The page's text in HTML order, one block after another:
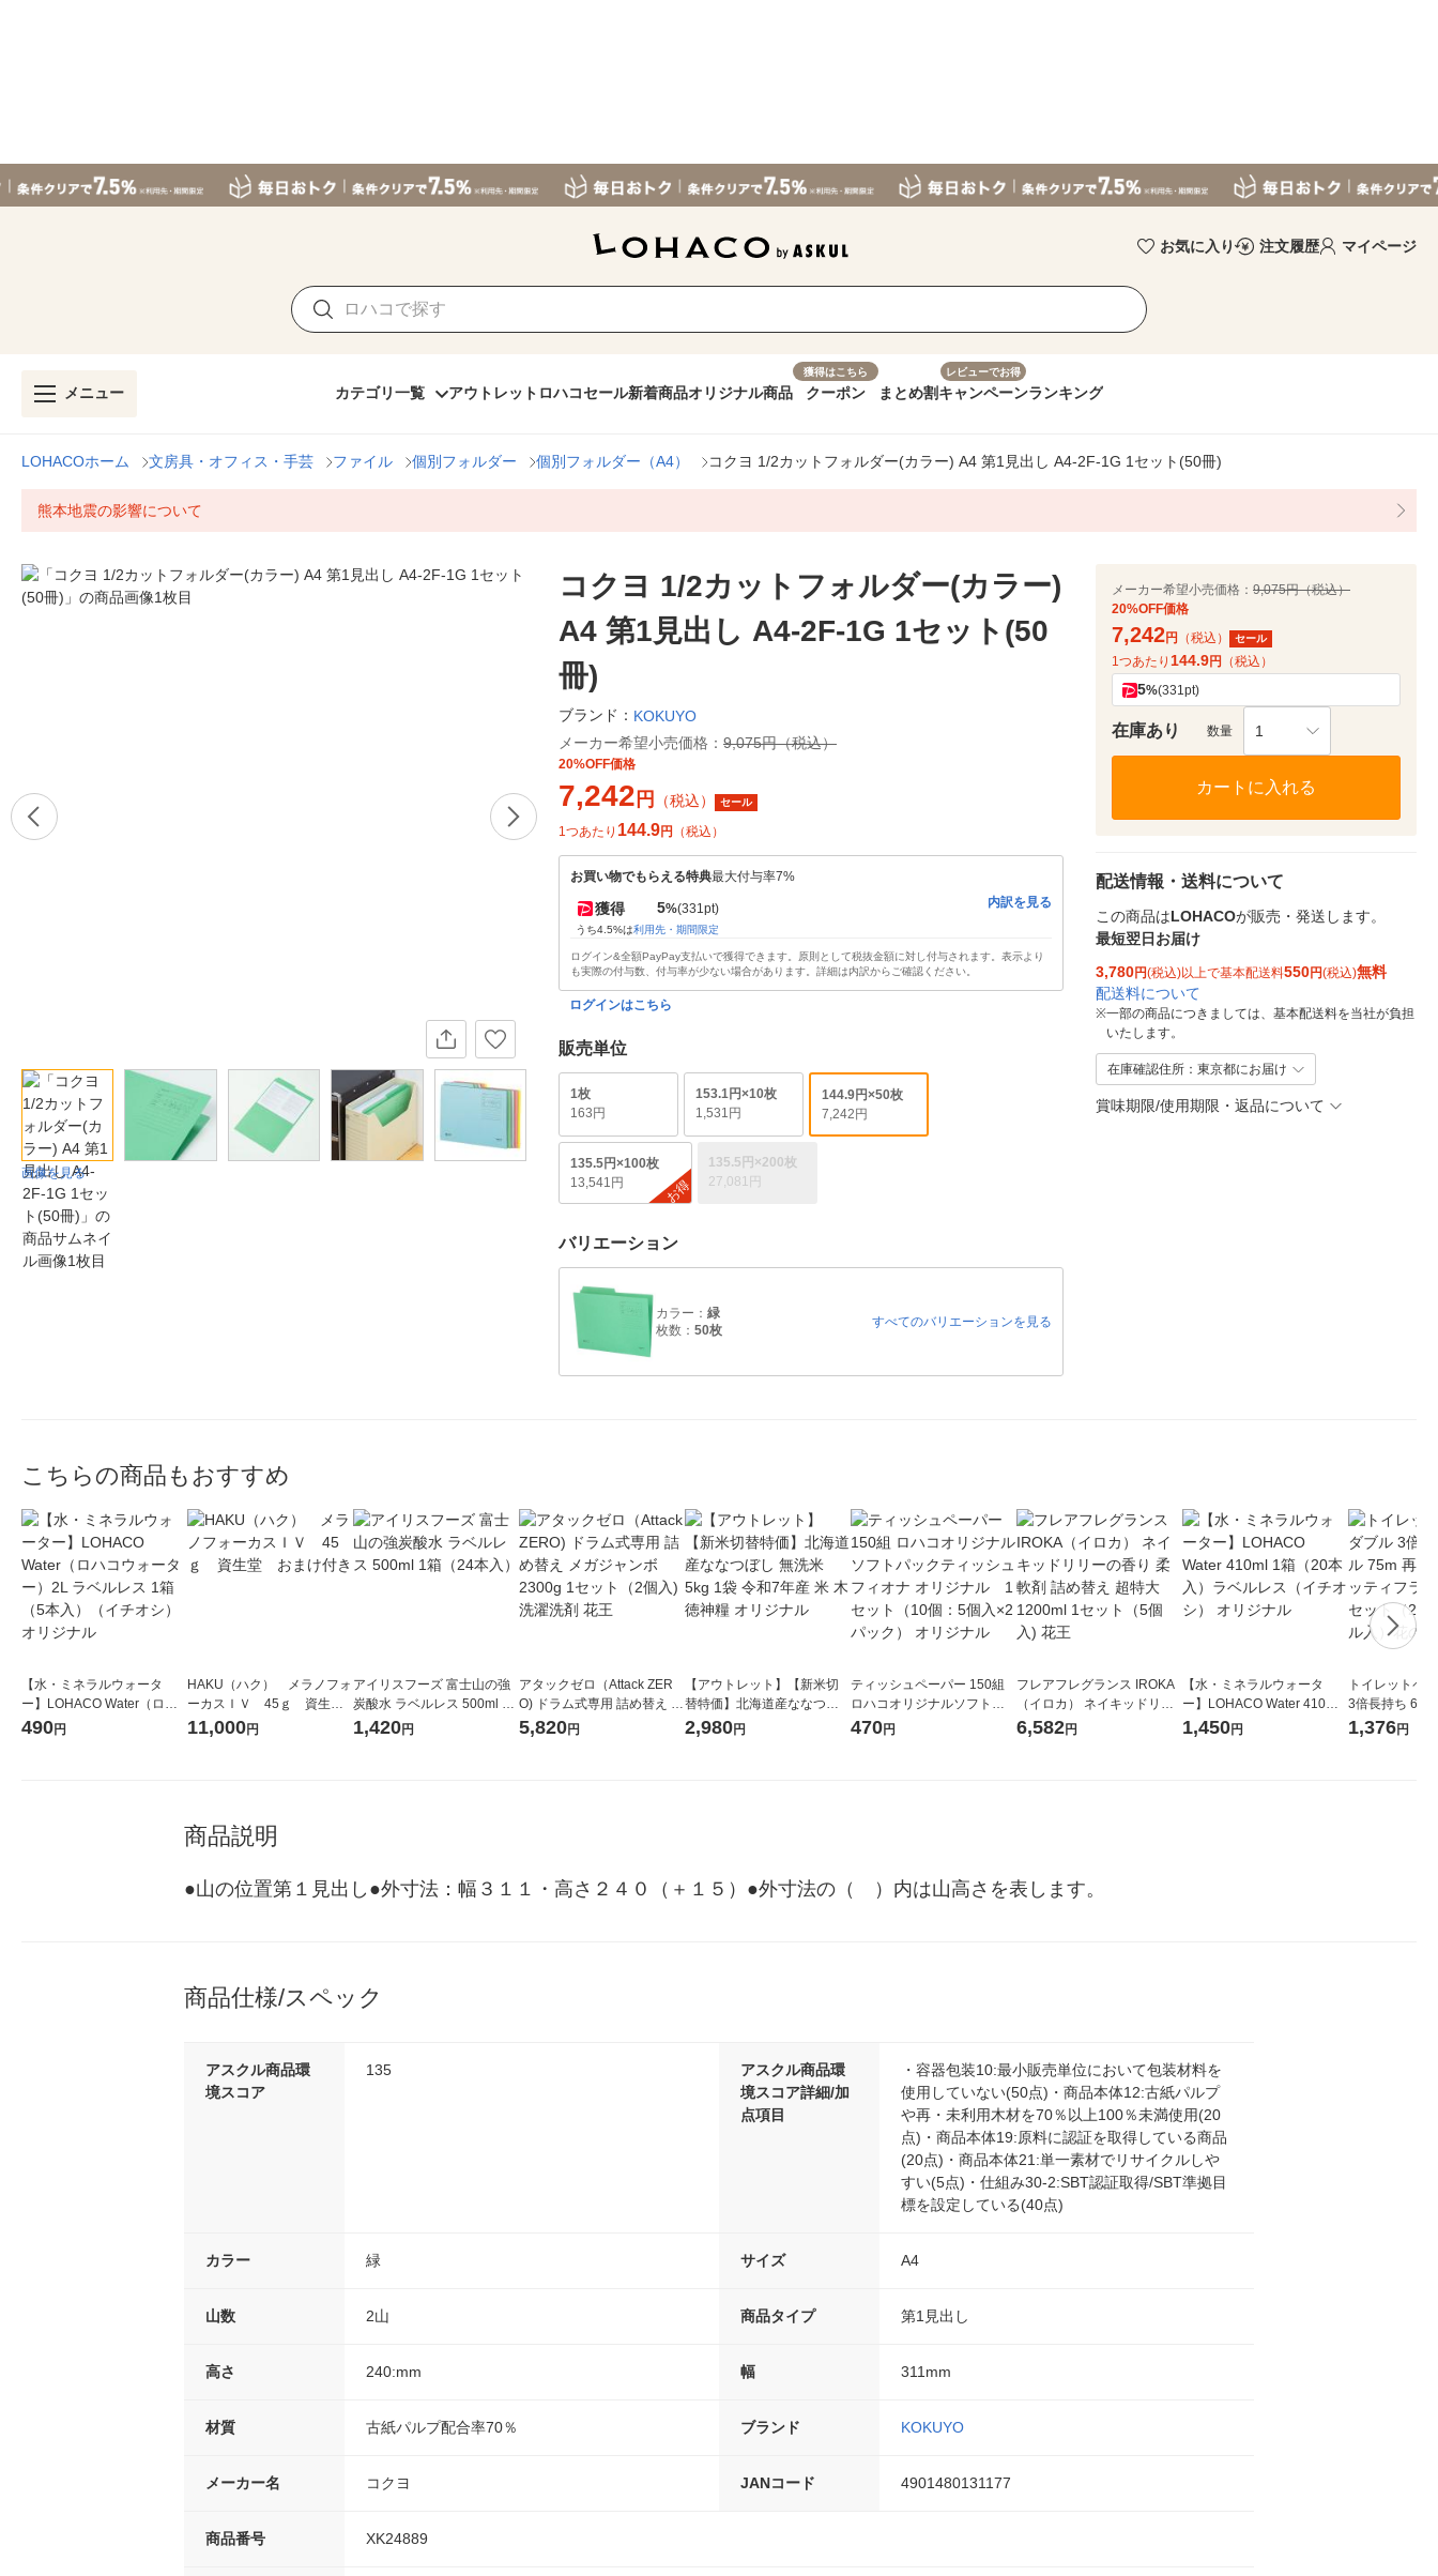
お気に入り 注文履歴 マイページ
メニュー カテゴリ一覧 アウトレット ロハコセール新着商品オリジナル商品
獲得はこちら
クーポン まとめ割
レビューでお得
キャンペーンランキング
LOHACOホーム 文房具・オフィス・手芸 ファイル 個別フォルダー 個別フォルダー（A4） コクヨ 1/2カットフォルダー(カラー) A4 第1見出し A4-2F-1G 1セット(50冊)
熊本地震の影響について
画像を見る
コクヨ 1/2カットフォルダー(カラー)
A4 第1見出し A4-2F-1G 1セット(50
冊)
ブランド： KOKUYO
メーカー希望小売価格： 9,075円（税込）
20%OFF価格
7,242 円 （税込） セール
1つあたり 144.9円 （税込）
お買い物でもらえる特典最大付与率7%
獲得 5%(331pt)
うち4.5%は利用先・期間限定
内訳を見る
ログイン&全額PayPay支払いで獲得できます。原則として税抜金額に対し付与されます。表示より
も実際の付与数、付与率が少ない場合があります。詳細は内訳からご確認ください。
ログインはこちら
販売単位
1枚
163円
153.1円×10枚
1,531円
144.9円×50枚
7,242円
135.5円×100枚
13,541円
お得
135.5円×200枚
27,081円
バリエーション
カラー： 緑
枚数： 50枚
すべてのバリエーションを見る
メーカー希望小売価格： 9,075円（税込）
20%OFF価格
7,242円 （税込） セール
1つあたり 144.9円 （税込）
5%(331pt)
在庫あり 数量 1
カートに入れる
配送情報・送料について
この商品はLOHACOが販売・発送します。
最短翌日お届け
3,780円(税込)以上で基本配送料550円(税込)無料
配送料について
※一部の商品につきましては、基本配送料を当社が負担
いたします。
在庫確認住所：東京都にお届け
賞味期限/使用期限・返品について
こちらの商品もおすすめ
【水・ミネラルウォータ
ー】LOHACO Water（ロハ
コウォーター）2L ラベルレ
490円
HAKU（ハク） メラノフォ
ーカスＩＶ 45ｇ 資生
堂 おまけ付き
11,000円
アイリスフーズ 富士山の強
炭酸水 ラベルレス 500ml 1
箱（24本入）
1,420円
アタックゼロ（Attack ZER
O) ドラム式専用 詰め替え メ
ガジャンボ 2300g 1セット
5,820円
【アウトレット】【新米切
替特価】北海道産ななつぼ
し 無洗米 5kg 1袋 令和7年産
2,980円
ティッシュペーパー 150組
ロハコオリジナルソフトパ
ックティッシュ フィオナ オ
470円
フレアフレグランス IROKA
（イロカ） ネイキッドリリ
ーの香り 柔軟剤 詰め替え 超
6,582円
【水・ミネラルウォータ
ー】LOHACO Water 410ml
1箱（20本入）ラベルレス
1,450円
トイレットペ
3倍長持ち 6ロール
紙配合 スコッ
1,376円
商品説明
●山の位置第１見出し●外寸法：幅３１１・高さ２４０（＋１５）●外寸法の（　）内は山高さを表します。
商品仕様/スペック
アスクル商品環
境スコア
135
アスクル商品環
境スコア詳細/加
点項目
・容器包装10:最小販売単位において包装材料を
使用していない(50点)・商品本体12:古紙パルプ
や再・未利用木材を70％以上100％未満使用(20
点)・商品本体19:原料に認証を取得している商品
(20点)・商品本体21:単一素材でリサイクルしや
すい(5点)・仕組み30-2:SBT認証取得/SBT準拠目
標を設定している(40点)
カラー 緑 サイズ A4
山数 2山 商品タイプ 第1見出し
高さ 240:mm 幅 311mm
材質 古紙パルプ配合率70％ ブランド KOKUYO
メーカー名 コクヨ JANコード 4901480131177
商品番号 XK24889